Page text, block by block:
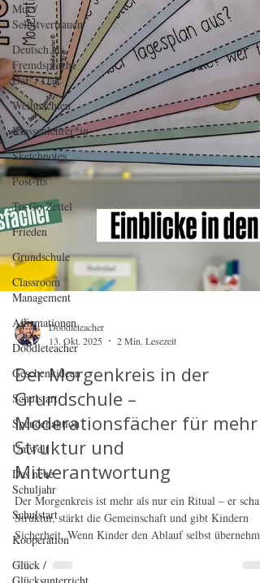
Mut /
Selbstvertrauen
Deutsch als
Fremdsprache
DaF / DaZ
Weihnachten
Klassenlehrer*in
Sketchnotes
Post-Its
To-Go Zettel
Frieden
Grundschule
Classroom
Management
Affirmationen
Doodleteacher
Geschenkideen
Schulstart
Spendenaktion
Umwelt
Das neue
Schuljahr
Schulstart
Kooperation
Glück /
13. Okt. 2025
2 Min. Lesezeit
Der Morgenkreis in der
Grundschule –
Moderationsfächer für mehr
Struktur und
Mitverantwortung
Der Morgenkreis ist mehr als nur ein Ritual – er
Struktur, stärkt die Gemeinschaft und gibt Kindern
Sicherheit. Wenn Kinder den Ablauf selbst